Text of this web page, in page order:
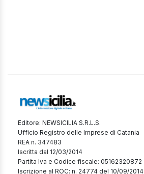
Editore: NEWSICILIA S.R.L.S.
Ufficio Registro delle Imprese di Catania
REA n. 347483
Iscritta dal 12/03/2014
Partita Iva e Codice fiscale: 05162320872
Iscrizione al ROC: n. 24774 del 10/09/2014